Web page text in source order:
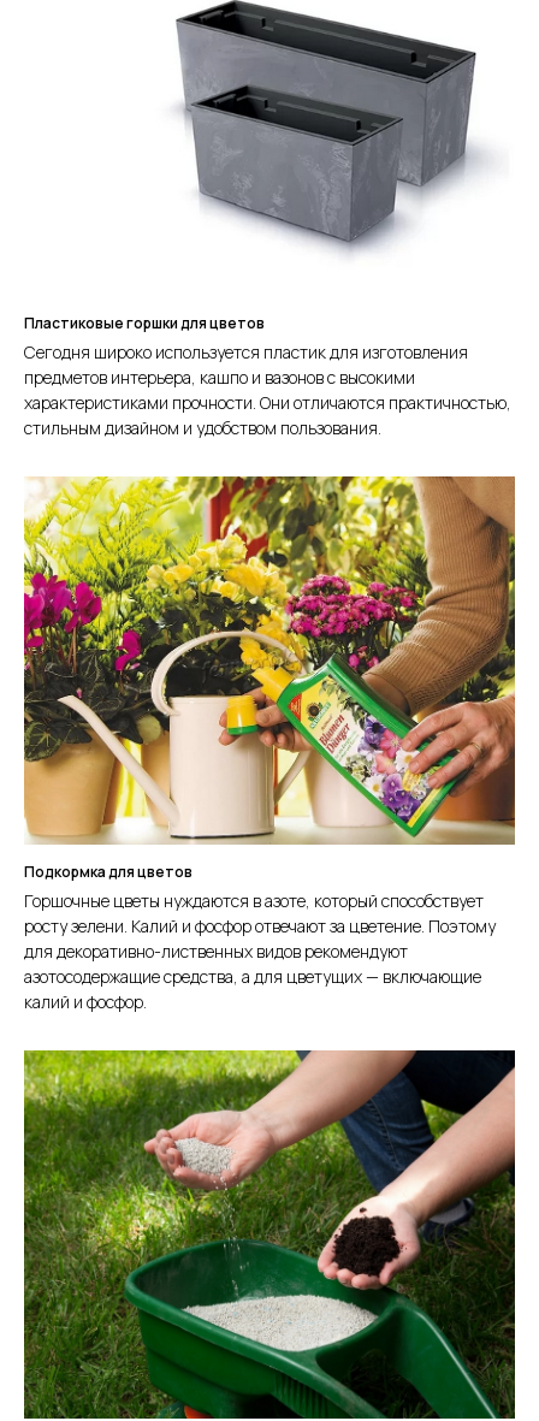
Пластиковые горшки для цветов
Сегодня широко используется пластик для изготовления
предметов интерьера, кашпо и вазонов с высокими
характеристиками прочности. Они отличаются практичностью,
стильным дизайном и удобством пользования.
Подкормка для цветов
Горшочные цветы нуждаются в азоте, который способствует
росту зелени. Калий и фосфор отвечают за цветение. Поэтому
для декоративно-лиственных видов рекомендуют
азотосодержащие средства, а для цветущих — включающие
калий и фосфор.